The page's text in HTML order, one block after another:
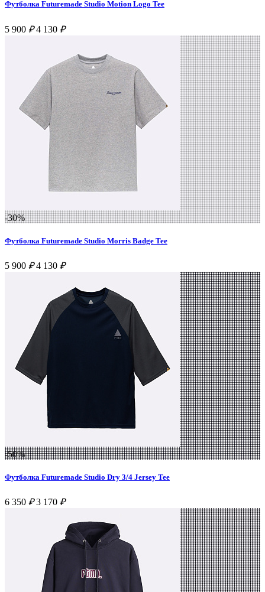
Футболка Futuremade Studio Motion Logo Tee
5 900 ₽ 4 130 ₽
-30%
Футболка Futuremade Studio Morris Badge Tee
5 900 ₽ 4 130 ₽
-50%
Футболка Futuremade Studio Dry 3/4 Jersey Tee
6 350 ₽ 3 170 ₽